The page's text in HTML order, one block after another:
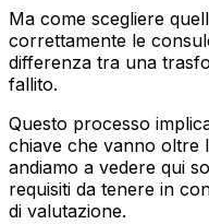
Ma come scegliere
correttamente le
differenza tra una
fallito.
Questo processo
chiave che vanno oltre
andiamo a vedere qui
requisiti da tenere in
di valutazione.